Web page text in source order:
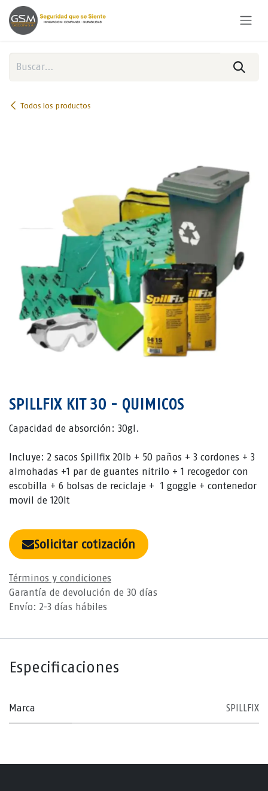
Ir al contenido
Todos los productos
SPILLFIX KIT 30 - QUIMICOS
Capacidad de absorción: 30gl.
Incluye: 2 sacos Spillfix 20lb + 50 paños + 3 cordones + 3
almohadas +1 par de guantes nitrilo + 1 recogedor con
escobilla + 6 bolsas de reciclaje + 1 goggle + contenedor
movil de 120lt
Solicitar cotización
Términos y condiciones
Garantía de devolución de 30 días
Envío: 2-3 días hábiles
Especificaciones
Marca SPILLFIX